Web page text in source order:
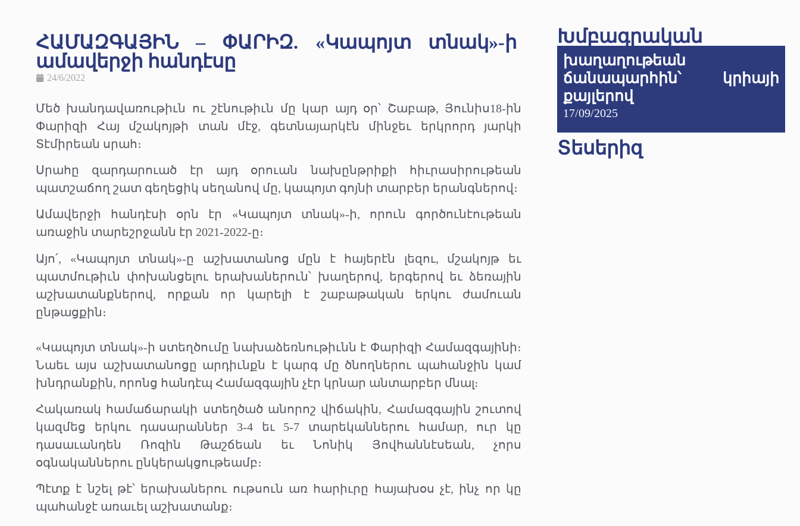
ՀԱՄԱԶԳԱՅԻՆ – ՓԱՐԻԶ. «Կապոյտ տնակ»-ի
ամավերջի հանդէսը
24/6/2022
Մեծ խանդավառութիւն ու շէնութիւն մը կար այդ օր՝ Շաբաթ, Յունիս18-ին
Փարիզի Հայ մշակոյթի տան մէջ, գետնայարկէն մինջեւ երկրորդ յարկի
Տէմիրեան սրահ։
Սրահը զարդարուած էր այդ օրուան նախընթրիքի հիւրասիրութեան
պատշաճող շատ գեղեցիկ սեղանով մը, կապոյտ գոյնի տարբեր երանգներով։
Ամավերջի հանդէսի օրն էր «Կապոյտ տնակ»-ի, որուն գործունէութեան
առաջին տարեշրջանն էր 2021-2022-ը։
Այո՛, «Կապոյտ տնակ»-ը աշխատանոց մըն է հայերէն լեզու, մշակոյթ եւ
պատմութիւն փոխանցելու երախաներուն՝ խաղերով, երգերով եւ ձեռային
աշխատանքներով, որքան որ կարելի է շաբաթական երկու ժամուան
ընթացքին։
«Կապոյտ տնակ»-ի ստեղծումը նախաձեռնութիւնն է Փարիզի Համազգայինի։
Նաեւ այս աշխատանոցը արդիւնքն է կարգ մը ծնողներու պահանջին կամ
խնդրանքին, որոնց հանդէպ Համազգային չէր կրնար անտարբեր մնալ։
Հակառակ համաճարակի ստեղծած անորոշ վիճակին, Համազգային շուտով
կազմեց երկու դասարաններ 3-4 եւ 5-7 տարեկաններու համար, ուր կը
դասաւանդեն Ռոզին Թաշճեան եւ Նոնիկ Յովհաննէսեան, չորս
օգնականներու ընկերակցութեամբ։
Պէտք է նշել թէ՝ երախաներու ութսուն առ հարիւրը հայախօս չէ, ինչ որ կը
պահանջէ առաւել աշխատանք։
Խմբագրական
խաղաղութեան
ճանապարհին՝ կրիայի
քայլերով
17/09/2025
Տեսերիզ